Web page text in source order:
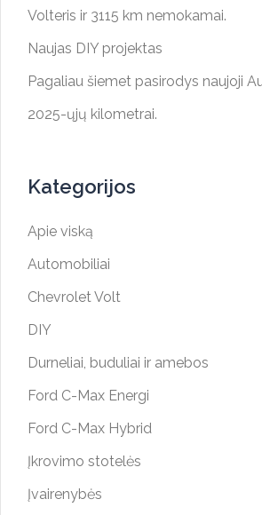
Volteris ir 3115 km nemokamai.
Naujas DIY projektas
Pagaliau šiemet pasirodys naujoji
2025-ųjų kilometrai.
Kategorijos
Apie viską
Automobiliai
Chevrolet Volt
DIY
Durneliai, buduliai ir amebos
Ford C-Max Energi
Ford C-Max Hybrid
Įkrovimo stotelės
Įvairenybės